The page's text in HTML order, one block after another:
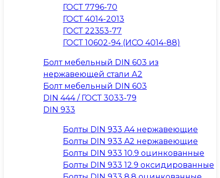
ГОСТ 7796-70
ГОСТ 4014-2013
ГОСТ 22353-77
ГОСТ 10602-94 (ИСО 4014-88)
Болт мебельный DIN 603 из
нержавеющей стали А2
Болт мебельный DIN 603
DIN 444 / ГОСТ 3033-79
DIN 933
Болты DIN 933 A4 нержавеющие
Болты DIN 933 A2 нержавеющие
Болты DIN 933 10.9 оцинкованные
Болты DIN 933 12.9 оксидированные